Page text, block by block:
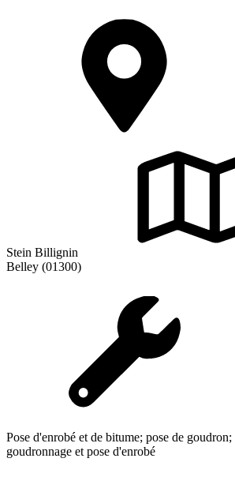
Stein Billignin
Belley (01300)
Pose d'enrobé et de bitume; pose de
goudronnage et pose d'enrobé